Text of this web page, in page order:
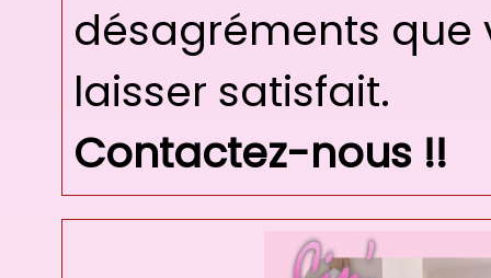
désagréments que
laisser satisfait.
Contactez-nous !!